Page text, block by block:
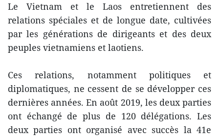
Le Vietnam et le Laos entretiennent des
relations spéciales et de longue date, cultivées
par les générations de dirigeants et des deux
peuples vietnamiens et laotiens.
Ces relations, notamment politiques et
diplomatiques, ne cessent de se développer ces
dernières années. En août 2019, les deux parties
ont échangé de plus de 120 délégations. Les
deux parties ont organisé avec succès la 41e